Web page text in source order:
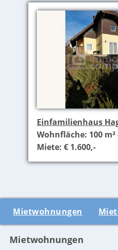
Einfamilienhaus
Wohnfläche: 100 m²
Miete: € 1.600,-
Mietwohnungen
Mietwohnungen